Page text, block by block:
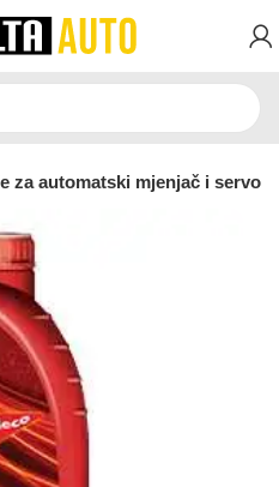
za automatski mjenjač i servo